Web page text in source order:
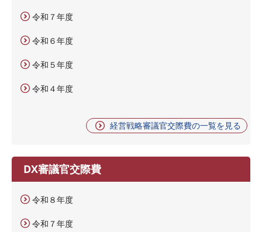
令和７年度
令和６年度
令和５年度
令和４年度
経営戦略審議官交際費の一覧を見る
DX審議官交際費
令和８年度
令和７年度